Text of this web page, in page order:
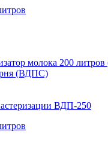
молока 200
(ВДПС)
ВДП-250